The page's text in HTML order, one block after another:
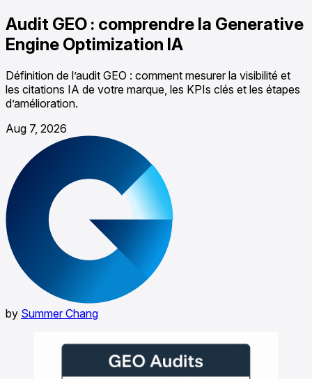
Audit GEO : comprendre la Generative
Engine Optimization IA
Définition de l’audit GEO : comment mesurer la visibilité et
les citations IA de votre marque, les KPIs clés et les étapes
d’amélioration.
Aug 7, 2026
by Summer Chang